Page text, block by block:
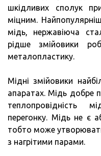
шкідливих сполук
міцним.
мідь, нержавіюча
рідше змійовики
металопластику.
Мідні змійовики
апаратах. Мідь добре
теплопровідність
перегонку. Мідь не є
тобто може
з нагрітими парами.